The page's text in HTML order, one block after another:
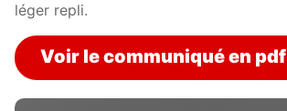
léger repli.
Voir le communiqué en pdf